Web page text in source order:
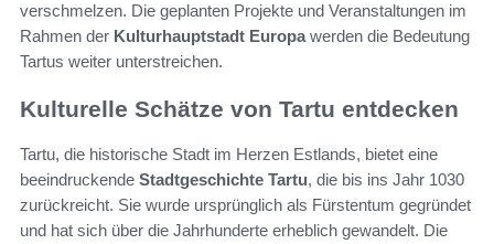
verschmelzen. Die geplanten Projekte und Veranstaltungen im
Rahmen der Kulturhauptstadt Europawerden die Bedeutung
Tartus weiter unterstreichen.
Kulturelle Schätze von Tartu entdecken
Tartu, die historische Stadt im Herzen Estlands, bietet eine
beeindruckende Stadtgeschichte Tartu, die bis ins Jahr 1030
zurückreicht. Sie wurde ursprünglich als Fürstentum gegründet
und hat sich über die Jahrhunderte erheblich gewandelt. Die